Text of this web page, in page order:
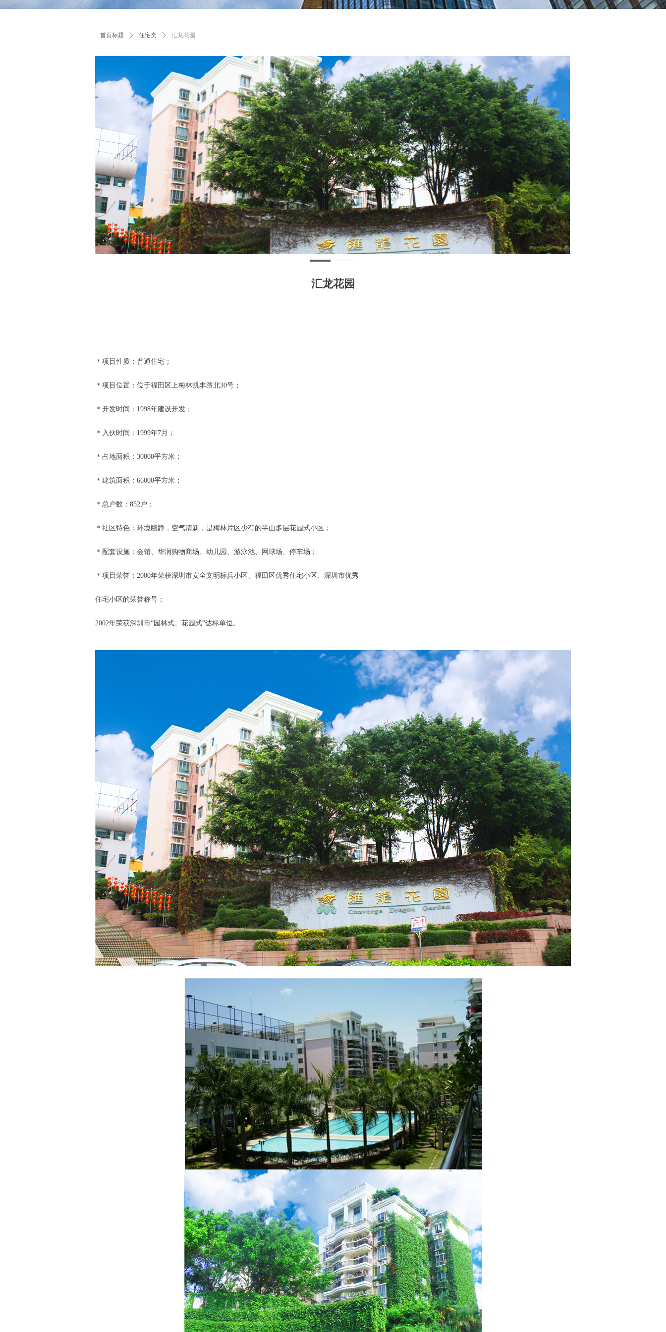
首页标题 ꄲ 住宅类 ꄲ 汇龙花园
汇龙花园
＊项目性质：普通住宅；
＊项目位置：位于福田区上梅林凯丰路北30号；
＊开发时间：1998年建设开发；
＊入伙时间：1999年7月；
＊占地面积：30000平方米；
＊建筑面积：66000平方米；
＊总户数：852户；
＊社区特色：环境幽静，空气清新，是梅林片区少有的半山多层花园式小区；
＊配套设施：会馆、华润购物商场、幼儿园、游泳池、网球场、停车场；
＊项目荣誉：2000年荣获深圳市安全文明标兵小区、福田区优秀住宅小区、深圳市优秀
住宅小区的荣誉称号；
2002年荣获深圳市“园林式、花园式”达标单位。